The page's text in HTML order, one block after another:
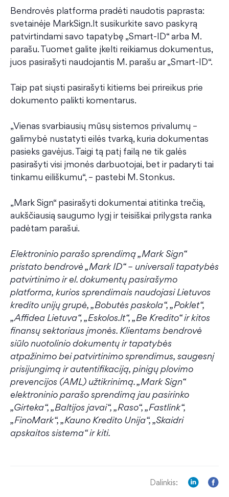
Bendrovės platforma pradėti naudotis paprasta:
svetainėje MarkSign.lt susikurkite savo paskyrą
patvirtindami savo tapatybę „Smart-ID“ arba M.
parašu. Tuomet galite įkelti reikiamus dokumentus,
juos pasirašyti naudojantis M. parašu ar „Smart-ID“.
Taip pat siųsti pasirašyti kitiems bei prireikus prie
dokumento palikti komentarus.
„Vienas svarbiausių mūsų sistemos privalumų –
galimybė nustatyti eilės tvarką, kuria dokumentas
pasieks gavėjus. Taigi tą patį failą ne tik galės
pasirašyti visi įmonės darbuotojai, bet ir padaryti tai
tinkamu eiliškumu“, – pastebi M. Stonkus.
„Mark Sign“ pasirašyti dokumentai atitinka trečią,
aukščiausią saugumo lygį ir teisiškai prilygsta ranka
padėtam parašui.
Elektroninio parašo sprendimą „Mark Sign“
pristato bendrovė „Mark ID“ – universali tapatybės
patvirtinimo ir el. dokumentų pasirašymo
platforma, kurios sprendimais naudojasi Lietuvos
kredito unijų grupė, „Bobutės paskola“, „Poklet“,
„Affidea Lietuva“, „Eskolos.lt“, „Be Kredito“ ir kitos
finansų sektoriaus įmonės. Klientams bendrovė
siūlo nuotolinio dokumentų ir tapatybės
atpažinimo bei patvirtinimo sprendimus, saugesnį
prisijungimą ir autentifikaciją, pinigų plovimo
prevencijos (AML) užtikrinimą. „Mark Sign“
elektroninio parašo sprendimą jau pasirinko
„Girteka“, „Baltijos javai“, „Raso“, „Fastlink“,
„FinoMark“, „Kauno Kredito Unija“, „Skaidri
apskaitos sistema“ ir kiti.
Dalinkis: